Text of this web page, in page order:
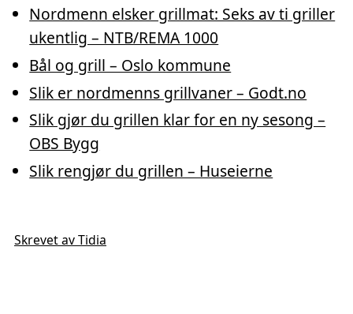
Nordmenn elsker grillmat: Seks av ti griller
ukentlig – NTB/REMA 1000
Bål og grill – Oslo kommune
Slik er nordmenns grillvaner – Godt.no
Slik gjør du grillen klar for en ny sesong –
OBS Bygg
Slik rengjør du grillen – Huseierne
Skrevet av Tidia